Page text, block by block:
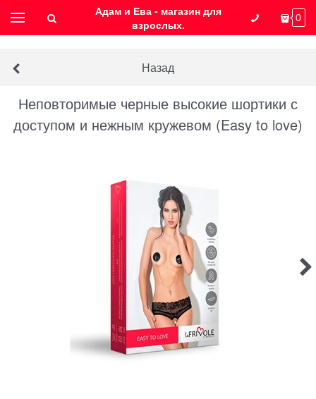
Адам и Ева - магазин для
взрослых.
0
Назад
Неповторимые черные высокие шортики с
доступом и нежным кружевом (Easy to love)